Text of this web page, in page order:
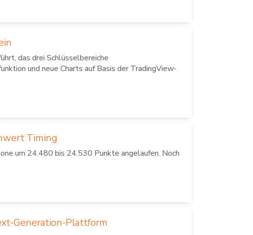
das drei Schlüsselbereiche
und neue Charts auf Basis der TradingView-
Timing
um 24.480 bis 24.530 Punkte angelaufen. Noch
Generation-Plattform